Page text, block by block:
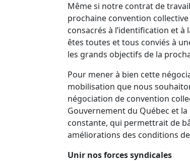
Même si notre contrat de
prochaine convention collective
consacrés à l’identification et
êtes toutes et tous conviés à
les grands objectifs de la
Pour mener à bien cette
mobilisation que nous
négociation de convention
Gouvernement du Québec et
constante, qui permettrait de
améliorations des conditions
Unir nos forces syndicales